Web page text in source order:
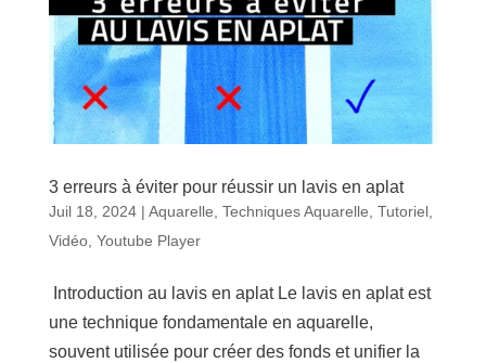
3 erreurs à éviter pour réussir un lavis en aplat
Juil 18, 2024| Aquarelle Techniques Aquarelle Tutoriel,
Vidéo, Youtube Player
Introduction au lavis en aplat Le lavis en aplat est
une technique fondamentale en aquarelle,
souvent utilisée pour créer des fonds et unifier la